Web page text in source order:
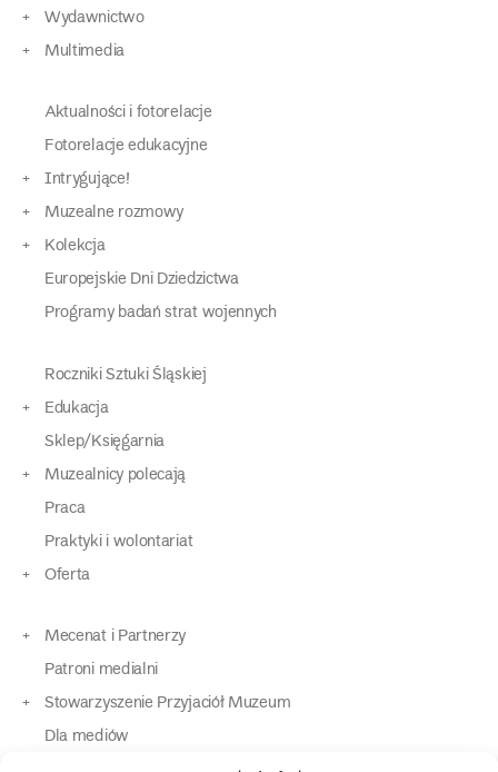
Wydawnictwo
Multimedia
Aktualności i fotorelacje
Fotorelacje edukacyjne
Intrygujące!
Muzealne rozmowy
Kolekcja
Europejskie Dni Dziedzictwa
Programy badań strat wojennych
Roczniki Sztuki Śląskiej
Edukacja
Sklep/Księgarnia
Muzealnicy polecają
Praca
Praktyki i wolontariat
Oferta
Mecenat i Partnerzy
Patroni medialni
Stowarzyszenie Przyjaciół Muzeum
Dla mediów